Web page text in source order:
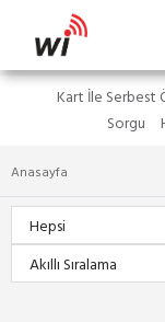
Kart İle Serbest
Sorgu
Anasayfa